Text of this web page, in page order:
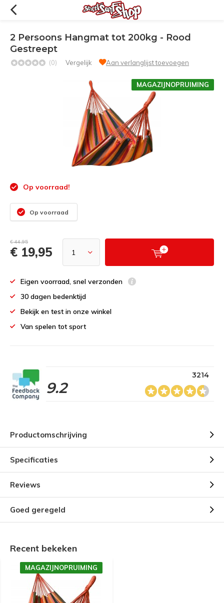
2 Persoons Hangmat tot 200kg - Rood
Gestreept
(0) Vergelijk Aan verlanglijst toevoegen
MAGAZIJNOPRUIMING
Op voorraad!
Op voorraad
€ 44,95
€ 19,95
Eigen voorraad, snel verzonden
30 dagen bedenktijd
Bekijk en test in onze winkel
Van spelen tot sport
9.2
3214
Productomschrijving
Specificaties
Reviews
Goed geregeld
Recent bekeken
MAGAZIJNOPRUIMING